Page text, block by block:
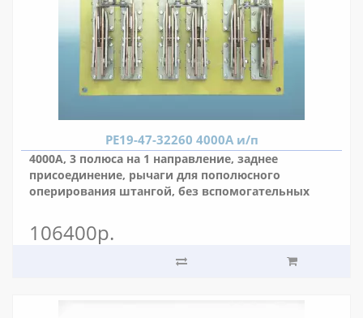
РЕ19-47-32260 4000А и/п
4000А, 3 полюса на 1 направление, заднее
присоединение, рычаги для пополюсного
оперирования штангой, без вспомогательных
106400р.